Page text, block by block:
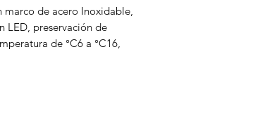
de acero Inoxidable,
LED, preservación de
de °C6 a °C16,